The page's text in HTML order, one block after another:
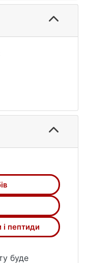
і пептиди
буде